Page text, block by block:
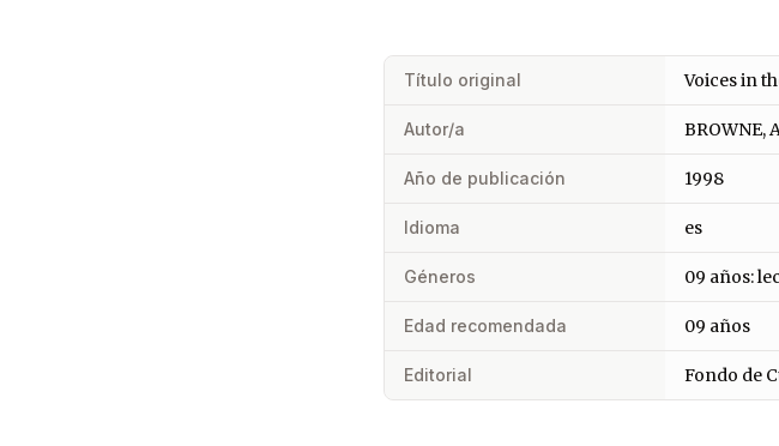
Título original Voices in
Autor/a BROWNE,
Año de publicación 1998
Idioma es
Géneros 09 años:
Edad recomendada 09 años
Editorial Fondo de